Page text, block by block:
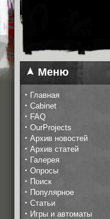
Меню
· Главная
· Cabinet
· FAQ
· OurProjects
· Архив новостей
· Архив статей
· Галерея
· Опросы
· Поиск
· Популярное
· Статьи
· Игры и автоматы